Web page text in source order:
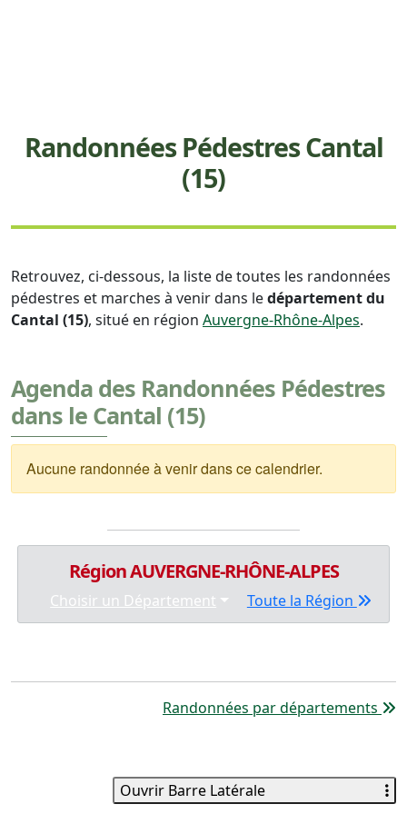
Randonnées Pédestres Cantal
(15)
Retrouvez, ci-dessous, la liste de toutes les randonnées
pédestres et marches à venir dans ledépartement du
Cantal (15), situé en région Auvergne-Rhône-Alpes.
Agenda des Randonnées Pédestres
dans le Cantal (15)
Aucune randonnée à venir dans ce calendrier.
Région AUVERGNE-RHÔNE-ALPES
Choisir un Département Toute la Région
Randonnées par départements
Ouvrir Barre Latérale